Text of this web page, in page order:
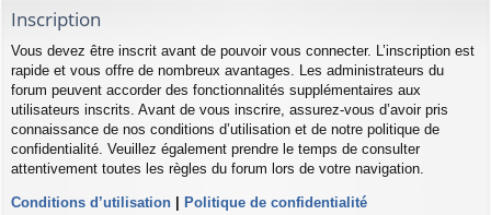
Inscription
Vous devez être inscrit avant de pouvoir vous connecter. L’inscription est
rapide et vous offre de nombreux avantages. Les administrateurs du
forum peuvent accorder des fonctionnalités supplémentaires aux
utilisateurs inscrits. Avant de vous inscrire, assurez-vous d’avoir pris
connaissance de nos conditions d’utilisation et de notre politique de
confidentialité. Veuillez également prendre le temps de consulter
attentivement toutes les règles du forum lors de votre navigation.
Conditions d’utilisation | Politique de confidentialité